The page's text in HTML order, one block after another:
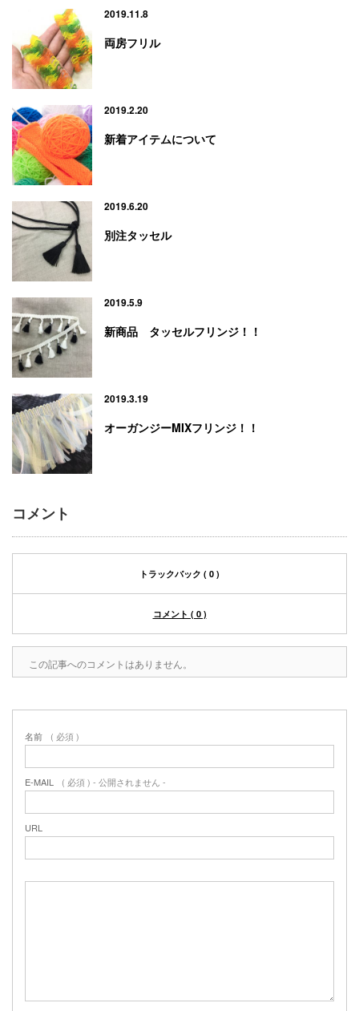
2019.11.8
両房フリル
2019.2.20
新着アイテムについて
2019.6.20
別注タッセル
2019.5.9
新商品 タッセルフリンジ！！
2019.3.19
オーガンジーMIXフリンジ！！
コメント
トラックバック ( 0 )
コメント ( 0 )
この記事へのコメントはありません。
名前 ( 必須 )
E-MAIL ( 必須 ) - 公開されません -
URL